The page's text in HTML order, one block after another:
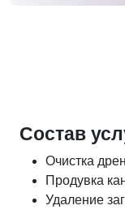
Состав
Очистка
Продувка
Удаление